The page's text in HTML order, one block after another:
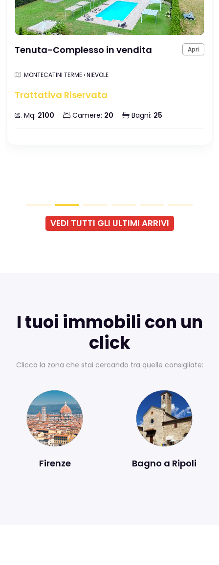
Apri
Tenuta-Complesso in vendita
MONTECATINI TERME › NIEVOLE
Trattativa Riservata
Mq: 2100 Camere: 20 Bagni: 25
VEDI TUTTI GLI ULTIMI ARRIVI
I tuoi immobili con un
click
Clicca la zona che stai cercando tra quelle consigliate:
Firenze Bagno a Ripoli